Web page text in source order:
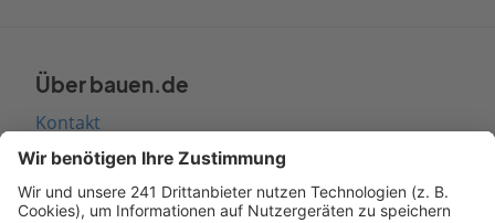
Über bauen.de
Kontakt
Seitenaufbau
Barrierefreiheit